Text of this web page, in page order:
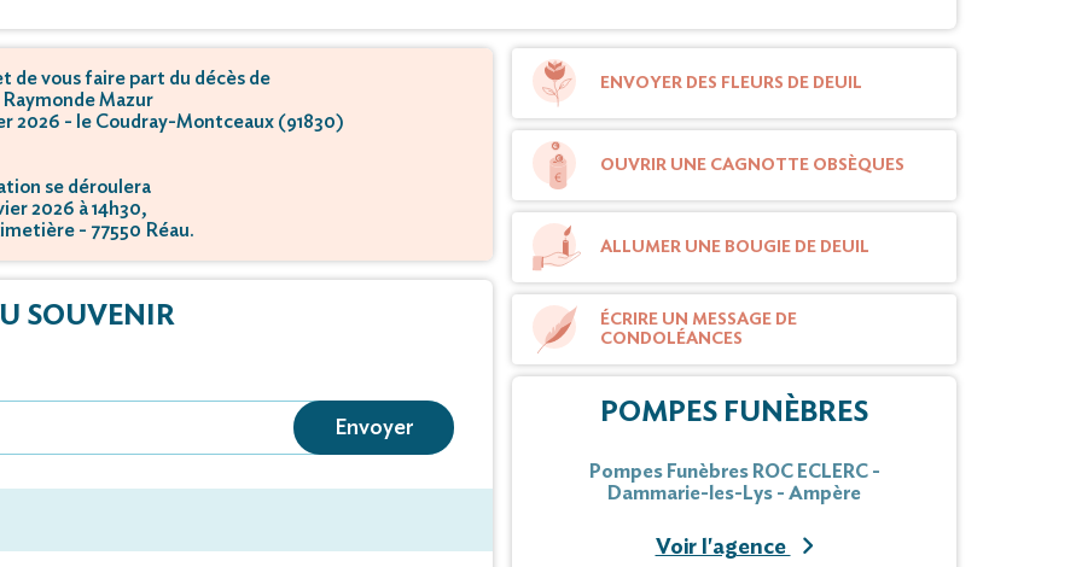
de vous faire part du décès de
Mazur
2026 - le Coudray-Montceaux (91830)
se déroulera
2026 à 14h30,
- 77550 Réau.
SOUVENIR
Envoyer
ENVOYER DES FLEURS DE DEUIL
OUVRIR UNE CAGNOTTE OBSÈQUES
ALLUMER UNE BOUGIE DE DEUIL
ÉCRIRE UN MESSAGE DE
CONDOLÉANCES
POMPES FUNÈBRES
Pompes Funèbres ROC ECLERC -
Dammarie-les-Lys - Ampère
Voir l'agence